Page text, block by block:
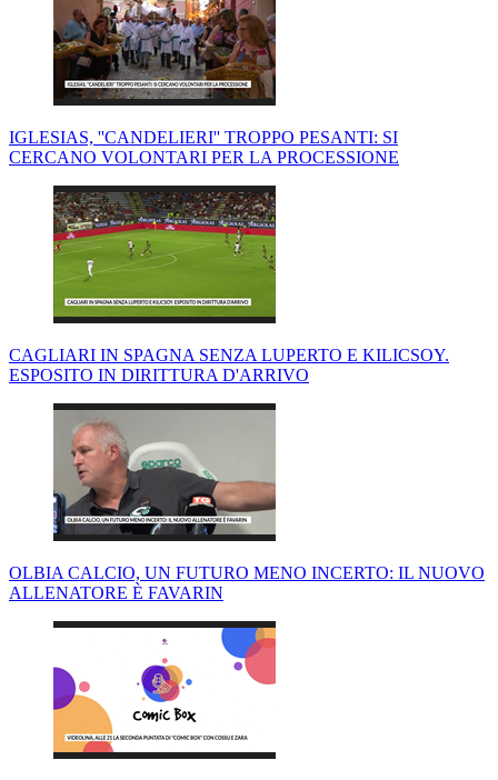
IGLESIAS, ''CANDELIERI'' TROPPO PESANTI: SI
CERCANO VOLONTARI PER LA PROCESSIONE
CAGLIARI IN SPAGNA SENZA LUPERTO E KILICSOY.
ESPOSITO IN DIRITTURA D'ARRIVO
OLBIA CALCIO, UN FUTURO MENO INCERTO: IL NUOVO
ALLENATORE È FAVARIN